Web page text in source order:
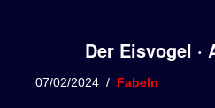
Der Eisvogel ·
07/02/2024 Fabeln